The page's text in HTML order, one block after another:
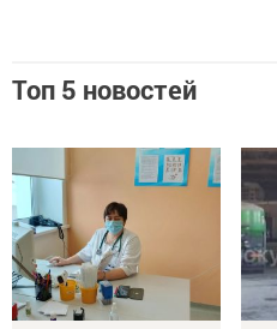
Топ 5 новостей